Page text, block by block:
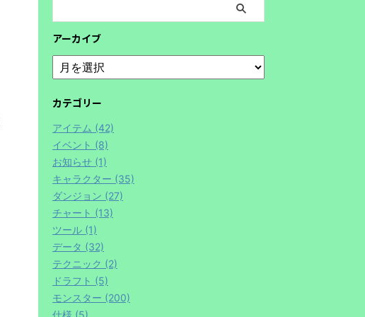
アーカイブ
カテゴリー
アイテム (42)
イベント (8)
お知らせ (1)
キャラクター (35)
ダンジョン (27)
チャート (13)
ツール (1)
データ (32)
テクニック (2)
ドラフト (5)
モンスター (200)
仕様 (5)